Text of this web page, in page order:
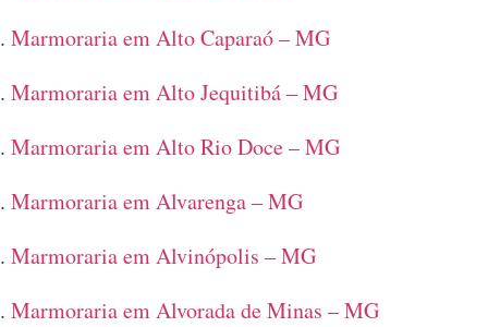
Marmoraria em Alto Caparaó – MG
Marmoraria em Alto Jequitibá – MG
Marmoraria em Alto Rio Doce – MG
Marmoraria em Alvarenga – MG
Marmoraria em Alvinópolis – MG
Marmoraria em Alvorada de Minas – MG